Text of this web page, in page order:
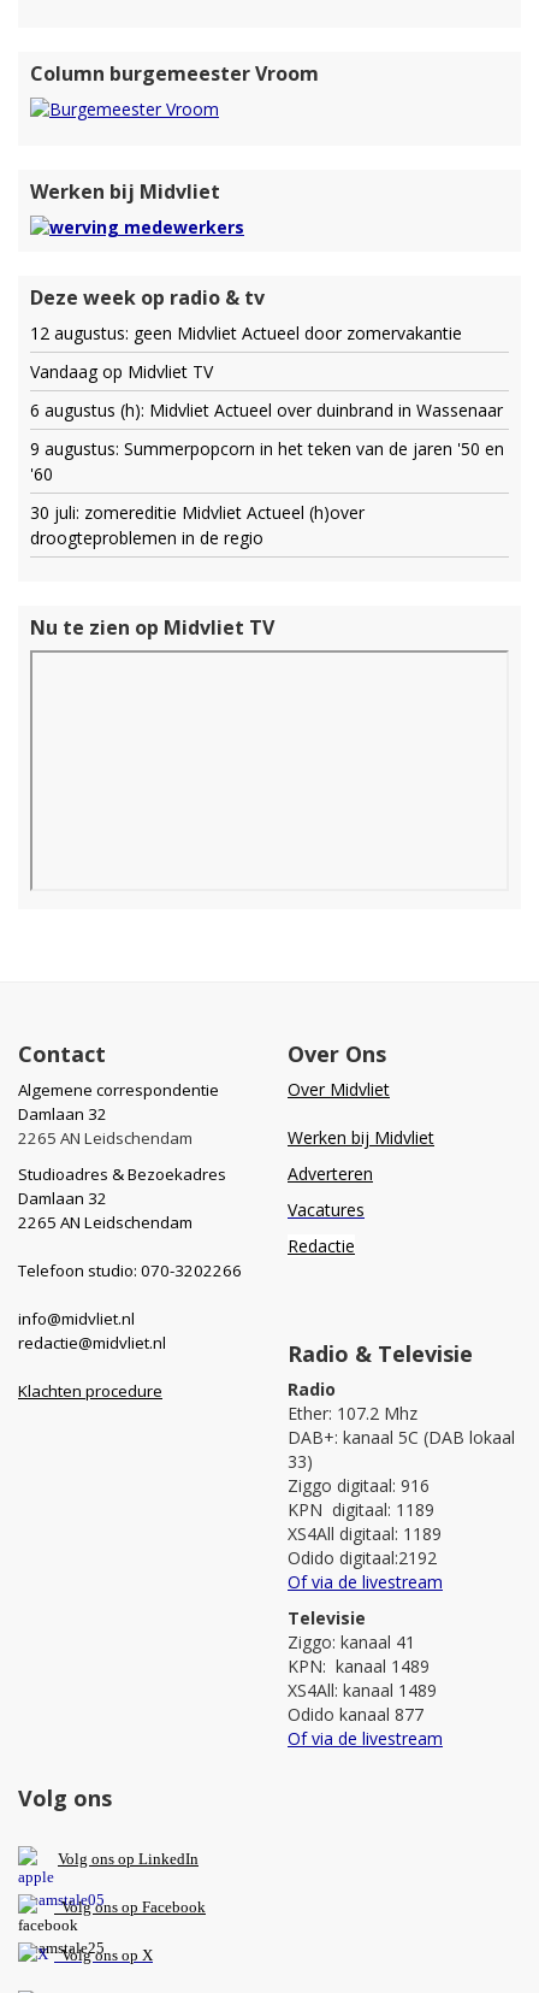
Column burgemeester Vroom
Werken bij Midvliet
Deze week op radio & tv
12 augustus: geen Midvliet Actueel door zomervakantie
Vandaag op Midvliet TV
6 augustus (h): Midvliet Actueel over duinbrand in Wassenaar
9 augustus: Summerpopcorn in het teken van de jaren '50 en
'60
30 juli: zomereditie Midvliet Actueel (h)over
droogteproblemen in de regio
Nu te zien op Midvliet TV
Contact
Algemene correspondentie
Damlaan 32
2265 AN Leidschendam
Studioadres & Bezoekadres
Damlaan 32
2265 AN Leidschendam
Telefoon studio: 070-3202266
info@midvliet.nl
redactie@midvliet.nl
Klachten procedure
Over Ons
Over Midvliet
Werken bij Midvliet
Adverteren
Vacatures
Redactie
Radio & Televisie
Radio
Ether: 107.2 Mhz
DAB+: kanaal 5C (DAB lokaal
33)
Ziggo digitaal: 916
KPN digitaal: 1189
XS4All digitaal: 1189
Odido digitaal:2192
Of via de livestream
Televisie
Ziggo: kanaal 41
KPN: kanaal 1489
XS4All: kanaal 1489
Odido kanaal 877
Of via de livestream
Volg ons
Volg ons op LinkedIn
Volg ons op Facebook
Volg ons op X